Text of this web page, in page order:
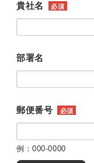
貴社名 必須
部署名
郵便番号 必須
例：000-0000